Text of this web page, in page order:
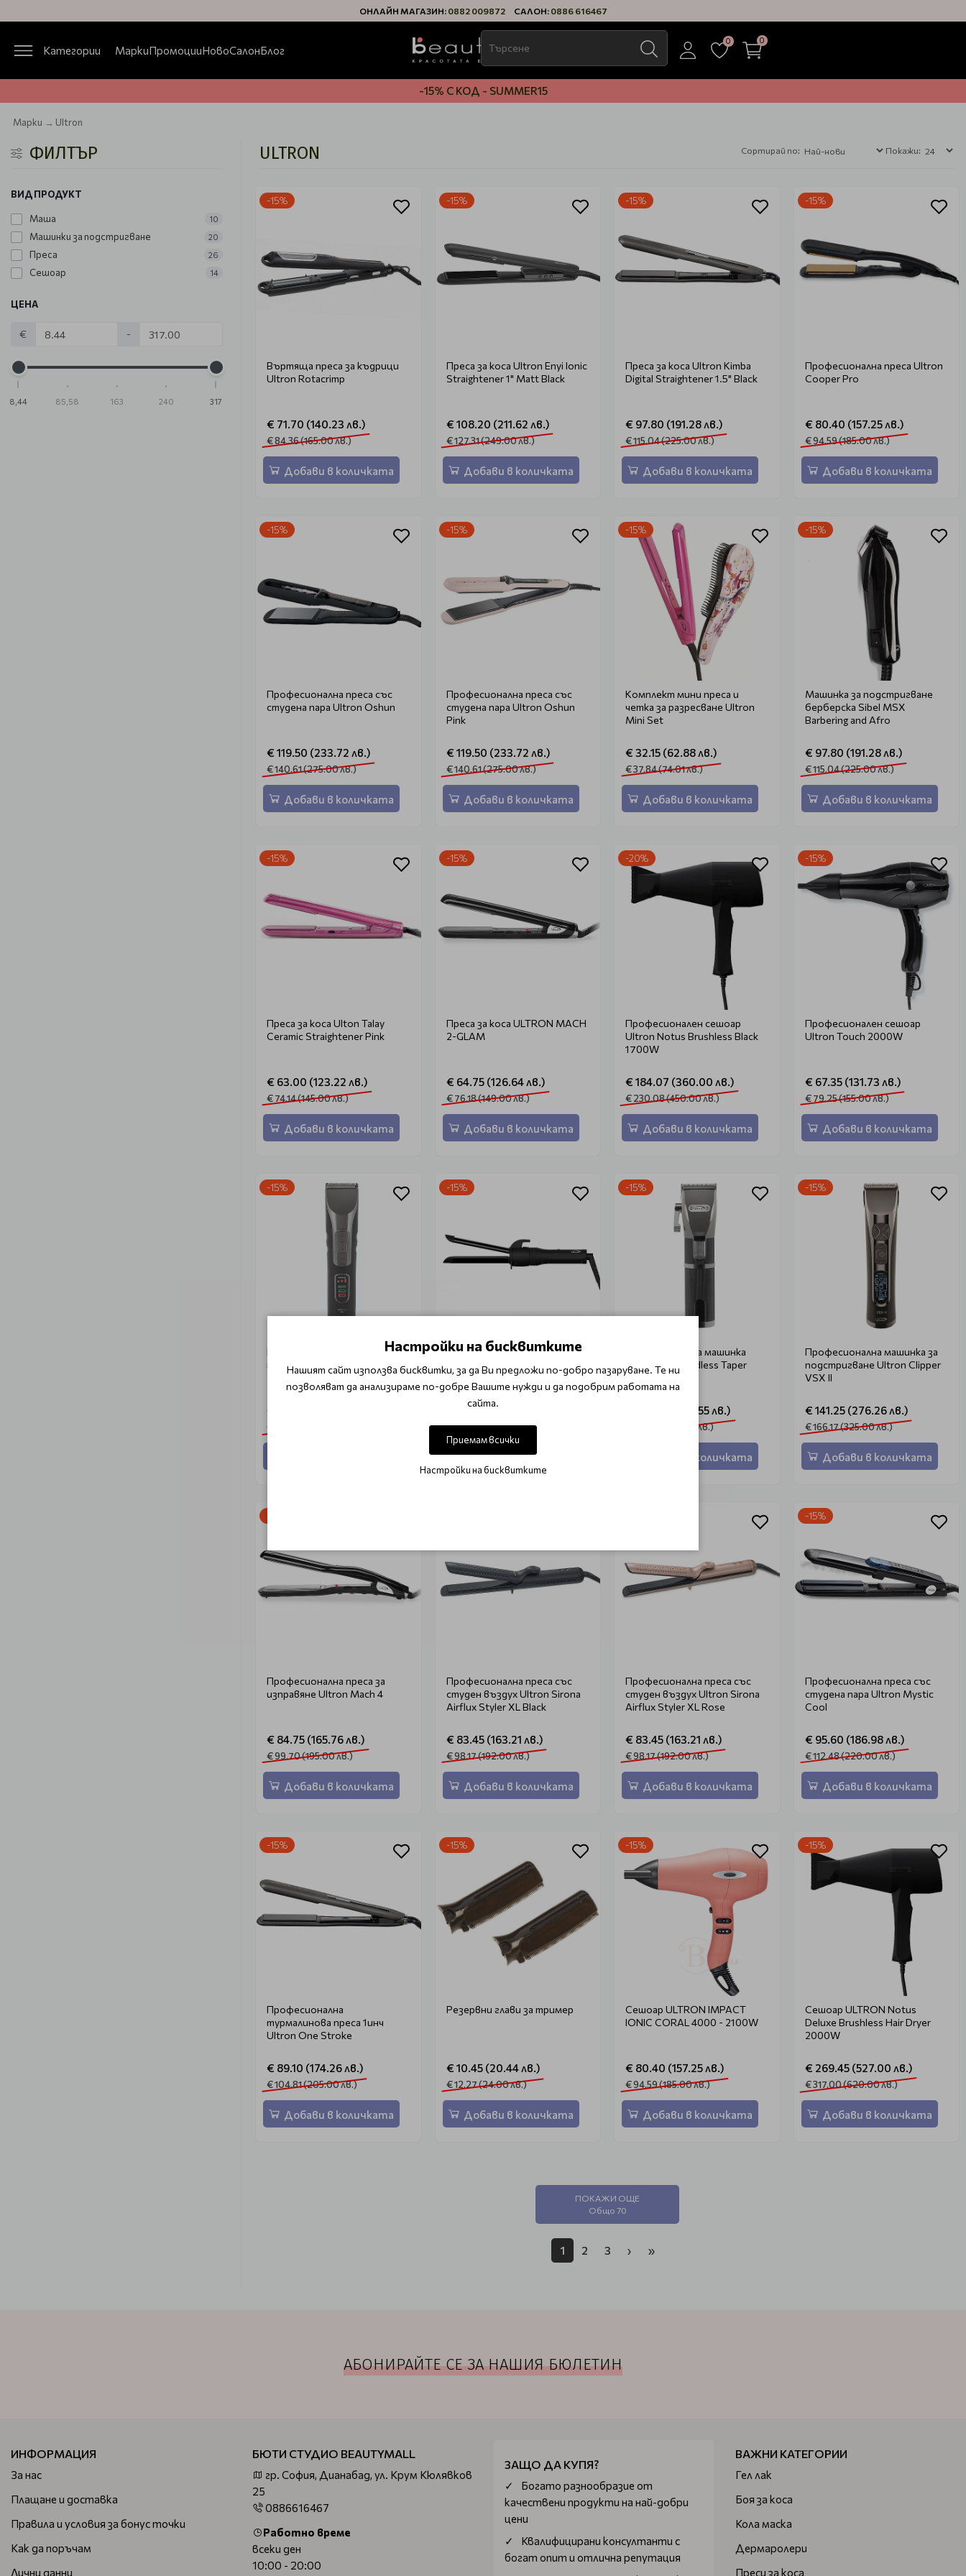
ОНЛАЙН МАГАЗИН: 0882 009872 САЛОН: 0886 616467
Категории МаркиПромоцииНовоСалонБлог
0 0
-15% С КОД - SUMMER15
Марки Ultron
ФИЛТЪР
ВИД ПРОДУКТ
Маша 10
Машинки за подстригване 20
Преса 26
Сешоар 14
ЦЕНА
€ -
8,44 85,58 163 240 317
ULTRON Сортирай по: Покажи:
-15%
Въртяща преса за къдрици
Ultron Rotacrimp
€ 71.70 (140.23 лв.)
€ 84.36 (165.00 лв.)
Добави в количката
-15%
Преса за коса Ultron Enyi Ionic
Straightener 1" Matt Black
€ 108.20 (211.62 лв.)
€ 127.31 (249.00 лв.)
Добави в количката
-15%
Преса за коса Ultron Kimba
Digital Straightener 1.5" Black
€ 97.80 (191.28 лв.)
€ 115.04 (225.00 лв.)
Добави в количката
-15%
Професионална преса Ultron
Cooper Pro
€ 80.40 (157.25 лв.)
€ 94.59 (185.00 лв.)
Добави в количката
-15%
Професионална преса със
студена пара Ultron Oshun
€ 119.50 (233.72 лв.)
€ 140.61 (275.00 лв.)
Добави в количката
-15%
Професионална преса със
студена пара Ultron Oshun
Pink
€ 119.50 (233.72 лв.)
€ 140.61 (275.00 лв.)
Добави в количката
-15%
Комплект мини преса и
четка за разресване Ultron
Mini Set
€ 32.15 (62.88 лв.)
€ 37.84 (74.01 лв.)
Добави в количката
-15%
Машинка за подстригване
берберска Sibel MSX
Barbering and Afro
€ 97.80 (191.28 лв.)
€ 115.04 (225.00 лв.)
Добави в количката
-15%
Преса за коса Ulton Talay
Ceramic Straightener Pink
€ 63.00 (123.22 лв.)
€ 74.14 (145.00 лв.)
Добави в количката
-15%
Преса за коса ULTRON MACH
2-GLAM
€ 64.75 (126.64 лв.)
€ 76.18 (149.00 лв.)
Добави в количката
-20%
Професионален сешоар
Ultron Notus Brushless Black
1700W
€ 184.07 (360.00 лв.)
€ 230.08 (450.00 лв.)
Добави в количката
-15%
Професионален сешоар
Ultron Touch 2000W
€ 67.35 (131.73 лв.)
€ 79.25 (155.00 лв.)
Добави в количката
-15%
Професионален тример за
подстригване Ultron Trimmer
Mini VSX II
€ 104.30 (203.99 лв.)
€ 122.71 (240.00 лв.)
-15%
Професионална Маша
Revolvip Dia 26mm
€ 84.75 (165.76 лв.)
€ 99.70 (195.00 лв.)
Добави в количката
-15%
Професионална машинка
Ultron Enki Cordless Taper
Clipper Black
€ 146.00 (285.55 лв.)
€ 171.79 (336.00 лв.)
Добави в количката
-15%
Професионална машинка за
подстригване Ultron Clipper
VSX II
€ 141.25 (276.26 лв.)
€ 166.17 (325.00 лв.)
Добави в количката
Професионална преса за
изправяне Ultron Mach 4
€ 84.75 (165.76 лв.)
€ 99.70 (195.00 лв.)
Добави в количката
Професионална преса със
студен въздух Ultron Sirona
Airflux Styler XL Black
€ 83.45 (163.21 лв.)
€ 98.17 (192.00 лв.)
Добави в количката
Професионална преса със
студен въздух Ultron Sirona
Airflux Styler XL Rose
€ 83.45 (163.21 лв.)
€ 98.17 (192.00 лв.)
Добави в количката
-15%
Професионална преса със
студена пара Ultron Mystic
Cool
€ 95.60 (186.98 лв.)
€ 112.48 (220.00 лв.)
Добави в количката
-15%
Професионална
турмалинова преса 1инч
Ultron One Stroke
€ 89.10 (174.26 лв.)
€ 104.81 (205.00 лв.)
Добави в количката
-15%
Резервни глави за тример
€ 10.45 (20.44 лв.)
€ 12.27 (24.00 лв.)
Добави в количката
-15%
Сешоар ULTRON IMPACT
IONIC CORAL 4000 - 2100W
€ 80.40 (157.25 лв.)
€ 94.59 (185.00 лв.)
Добави в количката
-15%
Сешоар ULTRON Notus
Deluxe Brushless Hair Dryer
2000W
€ 269.45 (527.00 лв.)
€ 317.00 (620.00 лв.)
Добави в количката
ПОКАЖИ ОЩЕ
Общо 70
1 2 3 › »
АБОНИРАЙТЕ СЕ ЗА НАШИЯ БЮЛЕТИН
ИНФОРМАЦИЯ
За нас
Плащане и доставка
Правила и условия за бонус точки
Как да поръчам
Лични данни
БЮТИ СТУДИО BEAUTYMALL
гр. София, Дианабад, ул. Крум Кюлявков
25
0886616467
Работно време
всеки ден
10:00 - 20:00
ЗАЩО ДА КУПЯ?
Богатo разнообразие от
качествени продукти на най-добри
цени
Квалифицирани консултанти с
богат опит и отлична репутация
ВАЖНИ КАТЕГОРИИ
Гел лак
Боя за коса
Кола маска
Дермаролери
Преси за коса
Настройки на бисквитките
Нашият сайт използва бисквитки, за да Ви предложи по-добро пазаруване. Те ни
позволяват да анализираме по-добре Вашите нужди и да подобрим работата на
сайта.
Приемам всички
Настройки на бисквитките